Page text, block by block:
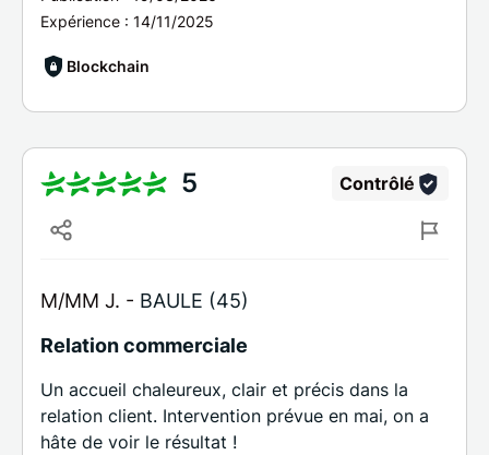
Expérience : 14/11/2025
Blockchain
5 Contrôlé
M/MM J. - BAULE (45)
Relation commerciale
Un accueil chaleureux, clair et précis dans la
relation client. Intervention prévue en mai, on a
hâte de voir le résultat !